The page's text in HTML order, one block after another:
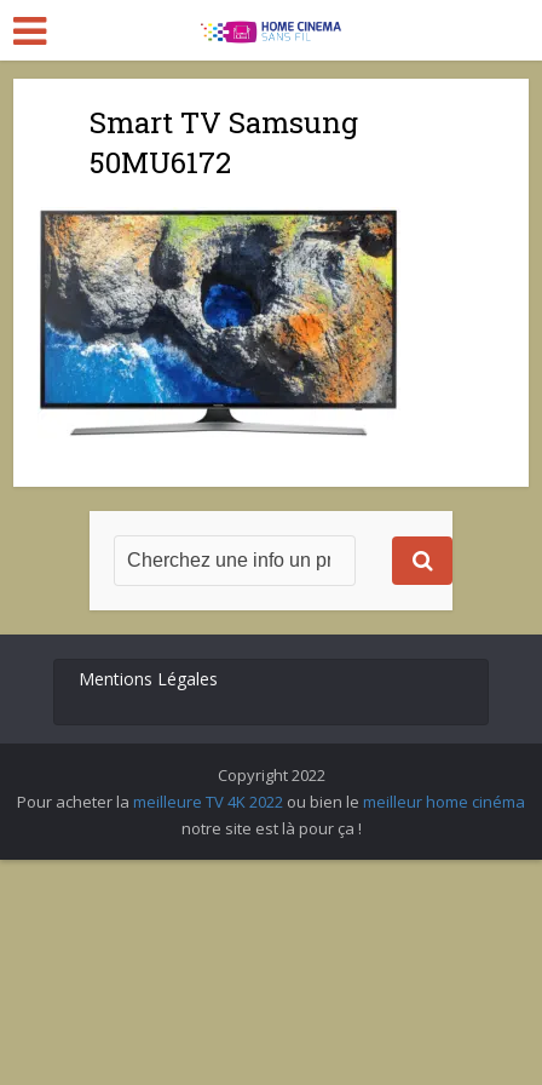
Smart TV Samsung
50MU6172
Mentions Légales
Copyright 2022
Pour acheter la meilleure TV 4K 2022 ou bien le meilleur home cinéma
notre site est là pour ça !